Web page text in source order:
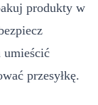
produkty w
umieścić
przesyłkę.